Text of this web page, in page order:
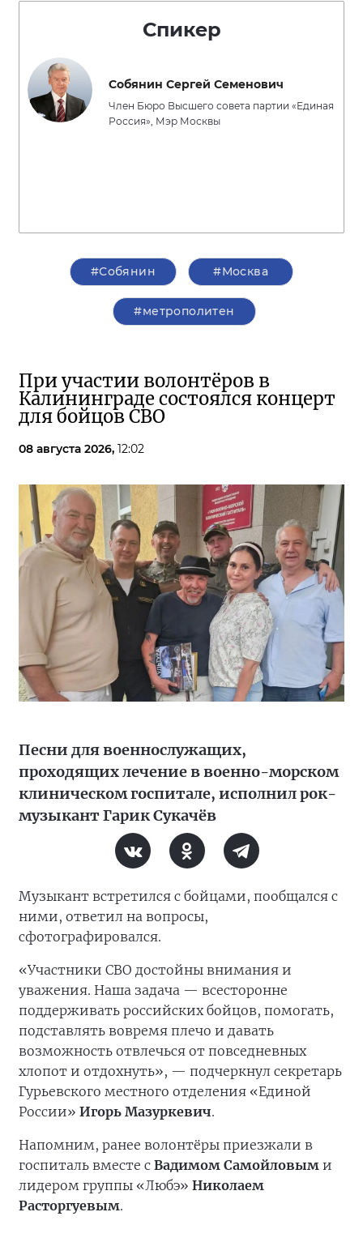
Спикер
Собянин Сергей Семенович
Член Бюро Высшего совета партии «Единая
Россия», Мэр Москвы
#Собянин #Москва
#метрополитен
При участии волонтёров в
Калининграде состоялся концерт
для бойцов СВО
08 августа 2026, 12:02
Песни для военнослужащих,
проходящих лечение в военно-морском
клиническом госпитале, исполнил рок-
музыкант Гарик Сукачёв
Музыкант встретился с бойцами, пообщался с
ними, ответил на вопросы,
сфотографировался.
«Участники СВО достойны внимания и
уважения. Наша задача — всесторонне
поддерживать российских бойцов, помогать,
подставлять вовремя плечо и давать
возможность отвлечься от повседневных
хлопот и отдохнуть», — подчеркнул секретарь
Гурьевского местного отделения «Единой
России» Игорь Мазуркевич.
Напомним, ранее волонтёры приезжали в
госпиталь вместе с Вадимом Самойловым и
лидером группы «Любэ» Николаем
Расторгуевым.